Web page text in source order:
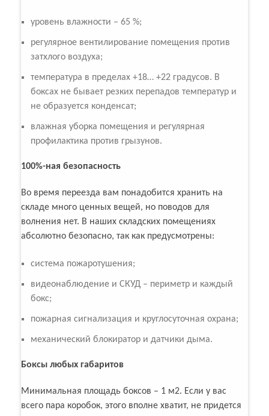
уровень влажности – 65 %;
регулярное вентилирование помещения против
затхлого воздуха;
температура в пределах +18… +22 градусов. В
боксах не бывает резких перепадов температур и
не образуется конденсат;
влажная уборка помещения и регулярная
профилактика против грызунов.
100%-ная безопасность
Во время переезда вам понадобится хранить на
складе много ценных вещей, но поводов для
волнения нет. В наших складских помещениях
абсолютно безопасно, так как предусмотрены:
система пожаротушения;
видеонаблюдение и СКУД – периметр и каждый
бокс;
пожарная сигнализация и круглосуточная охрана;
механический блокиратор и датчики дыма.
Боксы любых габаритов
Минимальная площадь боксов – 1 м2. Если у вас
всего пара коробок, этого вполне хватит, не придется